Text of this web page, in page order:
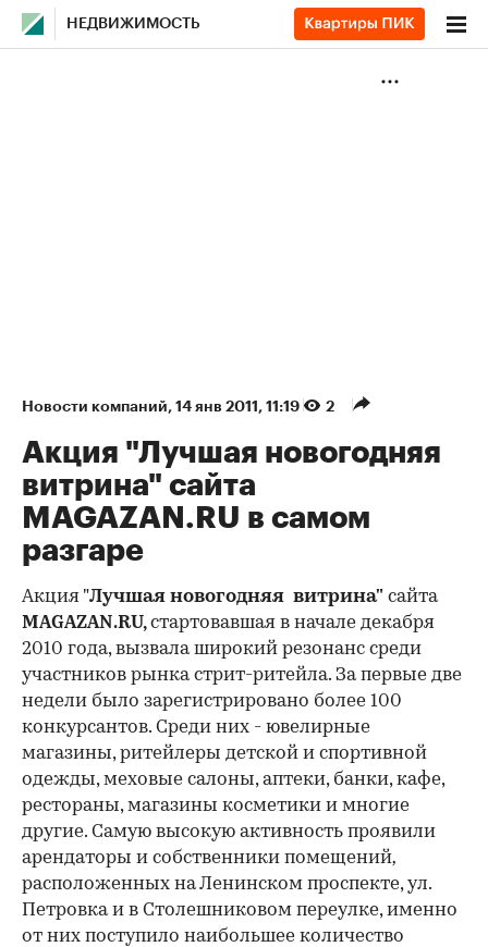
НЕДВИЖИМОСТЬ
Новости компаний⁠, 14 янв 2011, 11:19 2
Акция "Лучшая новогодняя
витрина" сайта
MAGAZAN.RU в самом
разгаре
Акция "Лучшая новогодняя витрина" сайта
MAGAZAN.RU,стартовавшая в начале декабря
2010 года, вызвала широкий резонанс среди
участников рынка стрит-ритейла. За первые две
недели было зарегистрировано более 100
конкурсантов. Среди них - ювелирные
магазины, ритейлеры детской и спортивной
одежды, меховые салоны, аптеки, банки, кафе,
рестораны, магазины косметики и многие
другие. Самую высокую активность проявили
арендаторы и собственники помещений,
расположенных на Ленинском проспекте, ул.
Петровка и в Столешниковом переулке, именно
от них поступило наибольшее количество